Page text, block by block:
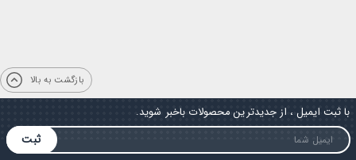
بازگشت به بالا
با ثبت ایمیل ، از جدیدترین محصولات باخبر شوید.
ثبت